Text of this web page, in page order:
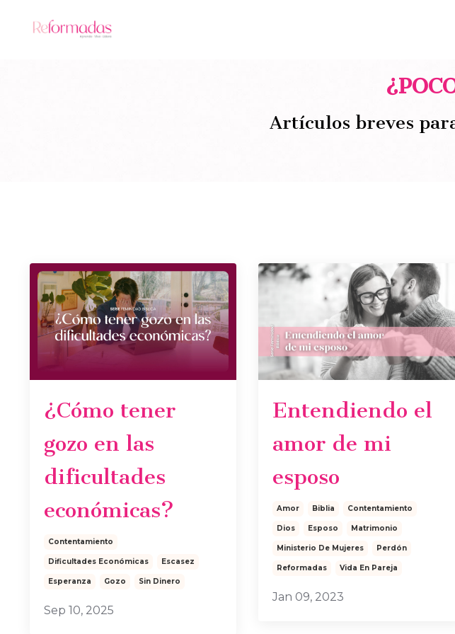
Artículos breves
¿Cómo tener
gozo en las
dificultades
económicas?
Contentamiento
Dificultades Económicas Escasez
Esperanza Gozo Sin Dinero
Sep 10, 2025
Entendiendo el
amor de mi
esposo
Amor Biblia Contentamiento
Dios Esposo Matrimonio
Ministerio De Mujeres Perdón
Reformadas Vida En Pareja
Jan 09, 2023